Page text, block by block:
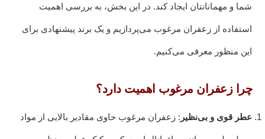
شما و مهمانانتان ایجاد کند. در این بخش، به بررسی اهمیت
استفاده از زعفران مرغوب می‌پردازیم و یک برند پیشنهادی برای
این منظور معرفی می‌کنیم.
چرا زعفران مرغوب اهمیت دارد؟
عطر قوی و بی‌نظیر : زعفران مرغوب حاوی مقادیر بالایی از مواد